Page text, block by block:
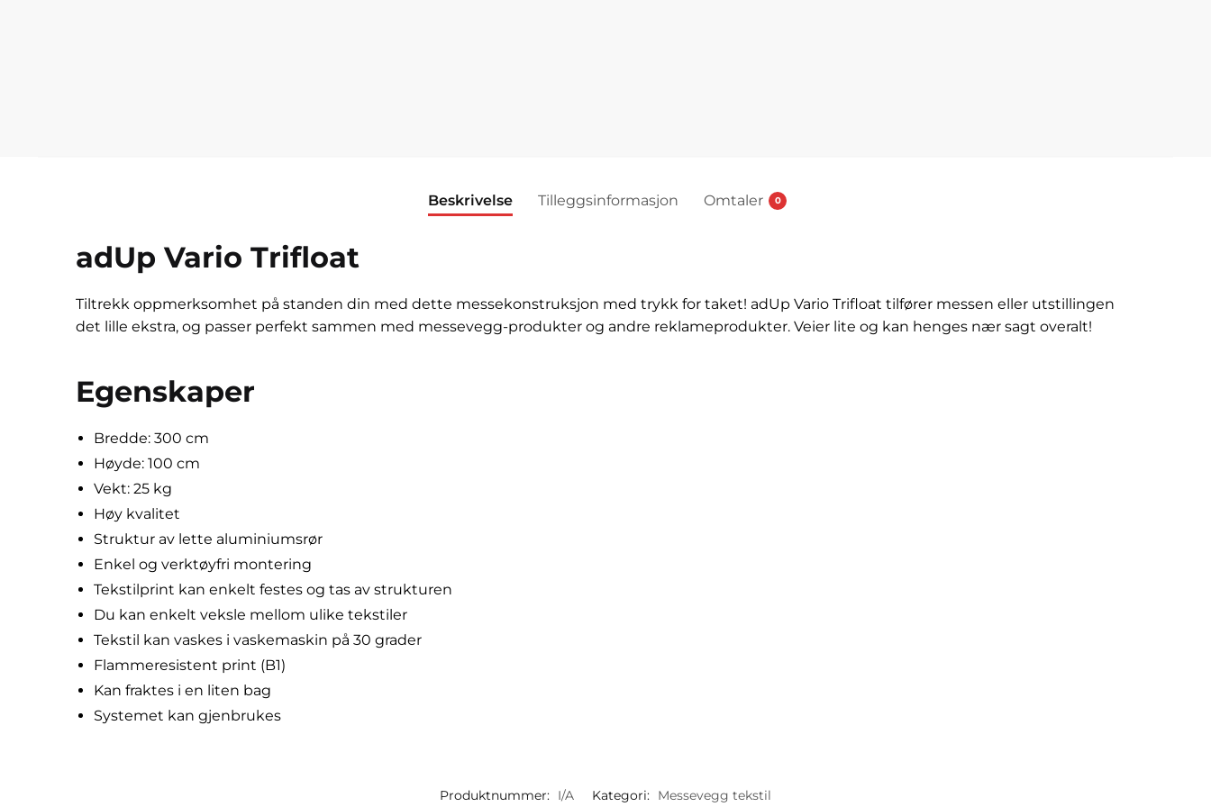
Beskrivelse Tilleggsinformasjon Omtaler 0
adUp Vario Trifloat
Tiltrekk oppmerksomhet på standen din med dette messekonstruksjon med trykk for taket! adUp Vario Trifloat tilfører messen eller utstillingen
det lille ekstra, og passer perfekt sammen med messevegg-produkter og andre reklameprodukter. Veier lite og kan henges nær sagt overalt!
Egenskaper
Bredde: 300 cm
Høyde: 100 cm
Vekt: 25 kg
Høy kvalitet
Struktur av lette aluminiumsrør
Enkel og verktøyfri montering
Tekstilprint kan enkelt festes og tas av strukturen
Du kan enkelt veksle mellom ulike tekstiler
Tekstil kan vaskes i vaskemaskin på 30 grader
Flammeresistent print (B1)
Kan fraktes i en liten bag
Systemet kan gjenbrukes
Produktnummer: I/A Kategori: Messevegg tekstil